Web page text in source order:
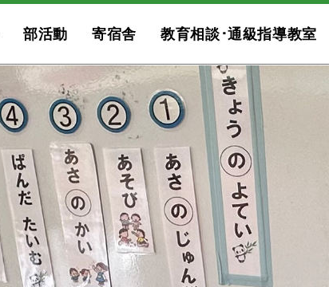
部活動 寄宿舎 教育相談･通級指導教室